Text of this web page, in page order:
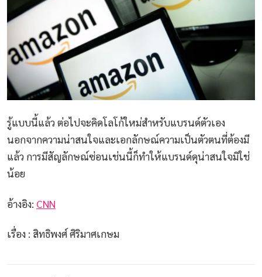
รู้แบบนี้แล้ว ต่อไปจะคิดโลโก้ใหม่สำหรับแบรนด์ตัวเอง
นอกจากความน่าสนใจและเอกลักษณ์ความเป็นตัวตนที่ต้องมี
แล้ว การมีสัญลักษณ์ซ่อนเช่นนี้ก็ทำให้แบรนด์ดุน่าสนใจมิใช่
น้อย
อ้างอิง: CNN
เรื่อง : สิทธิพงศ์ ศิริมาศเกษม